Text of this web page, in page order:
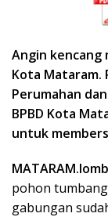
Angin kencang
Kota Mataram.
Perumahan
BPBD Kota
untuk
pohon
gabungan